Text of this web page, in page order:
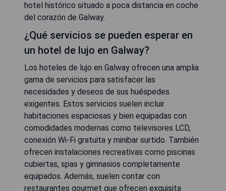
hotel histórico situado a poca distancia en coche
del corazón de Galway.
¿Qué servicios se pueden esperar en
un hotel de lujo en Galway?
Los hoteles de lujo en Galway ofrecen una amplia
gama de servicios para satisfacer las
necesidades y deseos de sus huéspedes
exigentes. Estos servicios suelen incluir
habitaciones espaciosas y bien equipadas con
comodidades modernas como televisores LCD,
conexión Wi-Fi gratuita y minibar surtido. También
ofrecen instalaciones recreativas como piscinas
cubiertas, spas y gimnasios completamente
equipados. Además, suelen contar con
restaurantes gourmet que ofrecen exquisita